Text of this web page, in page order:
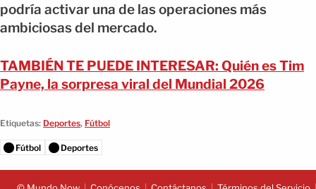
podría activar una de las operaciones más
ambiciosas del mercado.
TAMBIÉN TE PUEDE INTERESAR: Quién es Tim
Payne, la sorpresa viral del Mundial 2026
Etiquetas: Deportes, Fútbol
Fútbol Deportes